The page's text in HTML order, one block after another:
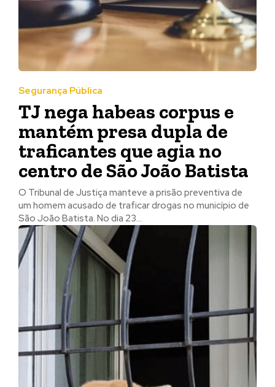
Segurança Pública
TJ nega habeas corpus e
mantém presa dupla de
traficantes que agia no
centro de São João Batista
O Tribunal de Justiça manteve a prisão preventiva de
um homem acusado de traficar drogas no município de
São João Batista. No dia 23...